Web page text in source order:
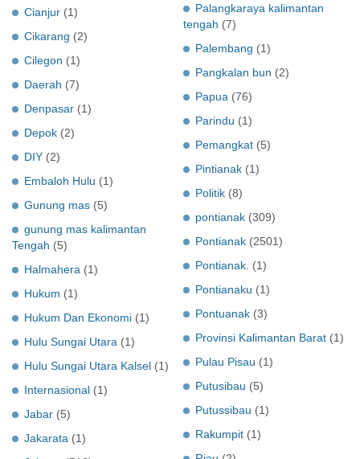
Cianjur (1)
Cikarang (2)
Cilegon (1)
Daerah (7)
Denpasar (1)
Depok (2)
DIY (2)
Embaloh Hulu (1)
Gunung mas (5)
gunung mas kalimantan
Tengah (5)
Halmahera (1)
Hukum (1)
Hukum Dan Ekonomi (1)
Hulu Sungai Utara (1)
Hulu Sungai Utara Kalsel (1)
Internasional (1)
Jabar (5)
Jakarata (1)
Palangkaraya kalimantan
tengah (7)
Palembang (1)
Pangkalan bun (2)
Papua (76)
Parindu (1)
Pemangkat (5)
Pintianak (1)
Politik (8)
pontianak (309)
Pontianak (2501)
Pontianak. (1)
Pontianaku (1)
Pontuanak (3)
Provinsi Kalimantan Barat (1)
Pulau Pisau (1)
Putusibau (5)
Putussibau (1)
Rakumpit (1)